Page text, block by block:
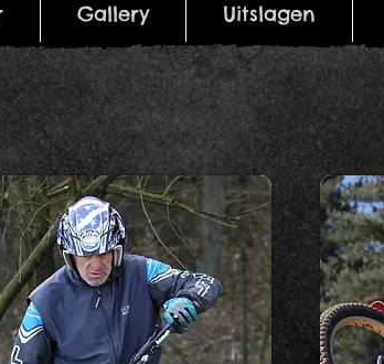
Gallery Uitslagen
Gallery Uitslagen